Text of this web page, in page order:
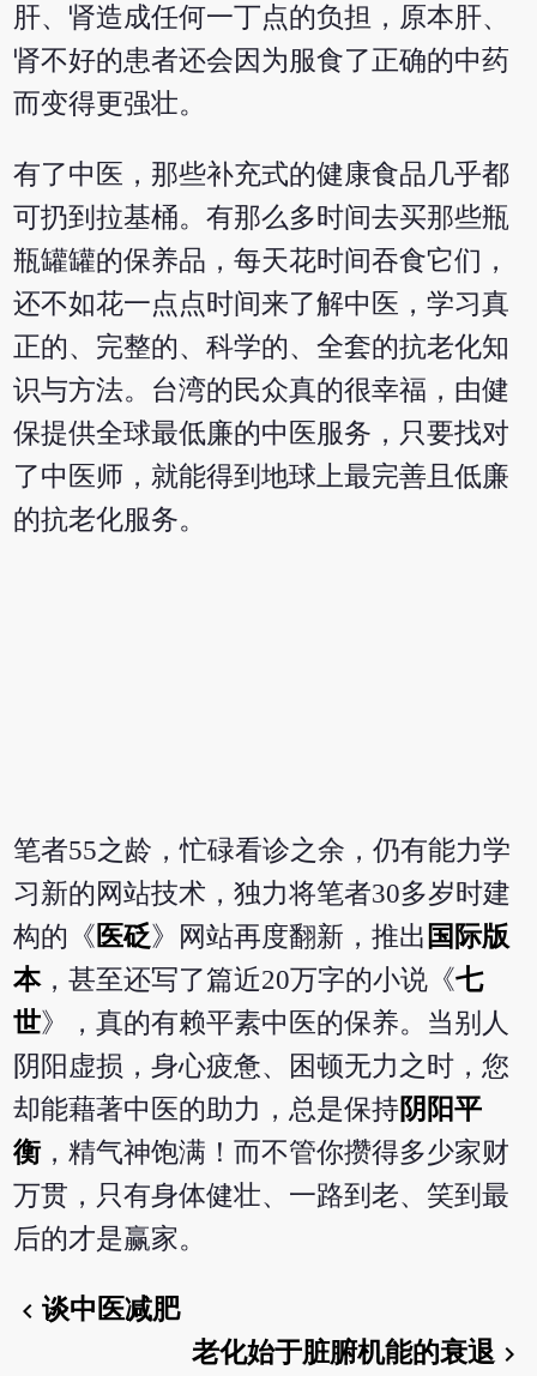
肝、肾造成任何一丁点的负担，原本肝、
肾不好的患者还会因为服食了正确的中药
而变得更强壮。
有了中医，那些补充式的健康食品几乎都
可扔到拉基桶。有那么多时间去买那些瓶
瓶罐罐的保养品，每天花时间吞食它们，
还不如花一点点时间来了解中医，学习真
正的、完整的、科学的、全套的抗老化知
识与方法。台湾的民众真的很幸福，由健
保提供全球最低廉的中医服务，只要找对
了中医师，就能得到地球上最完善且低廉
的抗老化服务。
笔者55之龄，忙碌看诊之余，仍有能力学
习新的网站技术，独力将笔者30多岁时建
构的《 医砭》网站再度翻新，推出 国际版
本，甚至还写了篇近20万字的小说《七
世》，真的有赖平素中医的保养。当别人
阴阳虚损，身心疲惫、困顿无力之时，您
却能藉著中医的助力，总是保持阴阳平
衡，精气神饱满！而不管你攒得多少家财
万贯，只有身体健壮、一路到老、笑到最
后的才是赢家。
chevron_left谈中医减肥
老化始于脏腑机能的衰退chevron_right